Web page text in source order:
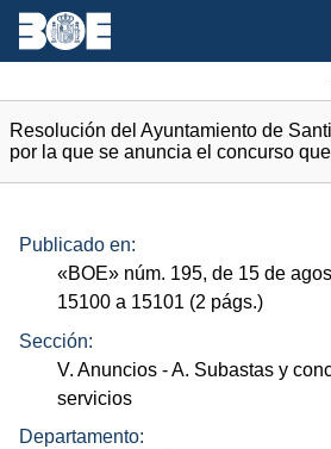
Resolución del Ayuntamiento de
por la que se anuncia el concurso
Publicado en:
«BOE» núm. 195, de 15 de
15100 a 15101 (2 págs.)
Sección:
V. Anuncios - A. Subastas y
servicios
Departamento: